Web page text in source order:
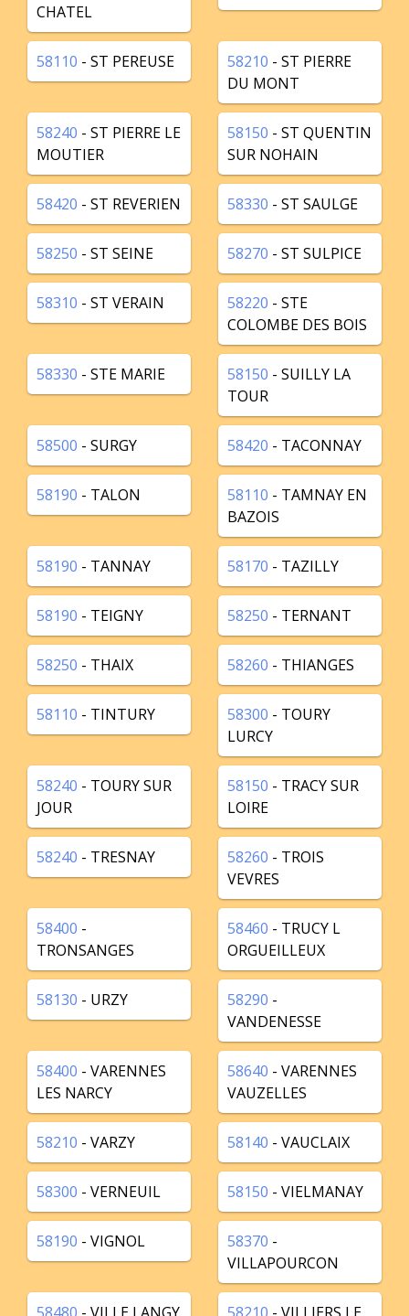
CHATEL
58110 - ST PEREUSE 58210 - ST PIERRE
DU MONT
58240 - ST PIERRE LE
MOUTIER
58150 - ST QUENTIN
SUR NOHAIN
58420 - ST REVERIEN 58330 - ST SAULGE
58250 - ST SEINE 58270 - ST SULPICE
58310 - ST VERAIN 58220 - STE
COLOMBE DES BOIS
58330 - STE MARIE 58150 - SUILLY LA
TOUR
58500 - SURGY 58420 - TACONNAY
58190 - TALON 58110 - TAMNAY EN
BAZOIS
58190 - TANNAY 58170 - TAZILLY
58190 - TEIGNY 58250 - TERNANT
58250 - THAIX 58260 - THIANGES
58110 - TINTURY 58300 - TOURY
LURCY
58240 - TOURY SUR
JOUR
58150 - TRACY SUR
LOIRE
58240 - TRESNAY 58260 - TROIS
VEVRES
58400 -
TRONSANGES
58460 - TRUCY L
ORGUEILLEUX
58130 - URZY 58290 -
VANDENESSE
58400 - VARENNES
LES NARCY
58640 - VARENNES
VAUZELLES
58210 - VARZY 58140 - VAUCLAIX
58300 - VERNEUIL 58150 - VIELMANAY
58190 - VIGNOL 58370 -
VILLAPOURCON